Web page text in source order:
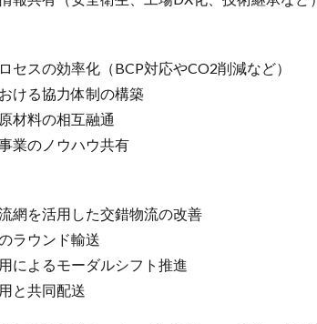
セスの効率化（BCP対応やCO2削減など）
ける協力体制の構築
材料の相互融通
業のノウハウ共有
網を活用した交錯物流の改善
ラウンド輸送
によるモーダルシフト推進
と共同配送